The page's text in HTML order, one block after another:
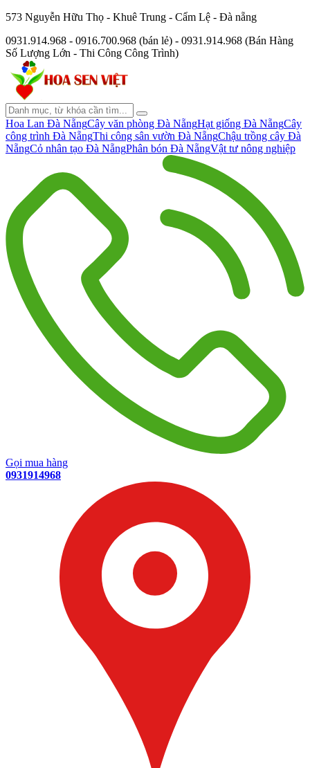
573 Nguyễn Hữu Thọ - Khuê Trung - Cẩm Lệ - Đà nẵng
0931.914.968 - 0916.700.968 (bán lẻ) - 0931.914.968 (Bán Hàng
Số Lượng Lớn - Thi Công Công Trình)
Hoa Lan Đà NẵngCây văn phòng Đà NẵngHạt giống Đà NẵngCây
công trình Đà NẵngThi công sân vườn Đà NẵngChậu trồng cây Đà
NẵngCỏ nhân tạo Đà NẵngPhân bón Đà NẵngVật tư nông nghiệp
Gọi mua hàng
0931914968